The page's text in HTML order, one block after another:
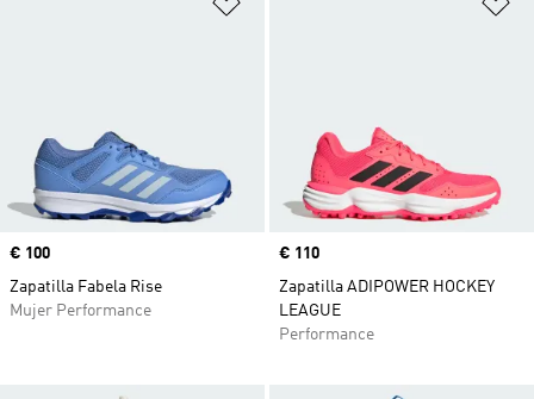
Precio
€ 100
Zapatilla Fabela Rise
Mujer Performance
Precio
€ 110
Zapatilla ADIPOWER HOCKEY
LEAGUE
Performance